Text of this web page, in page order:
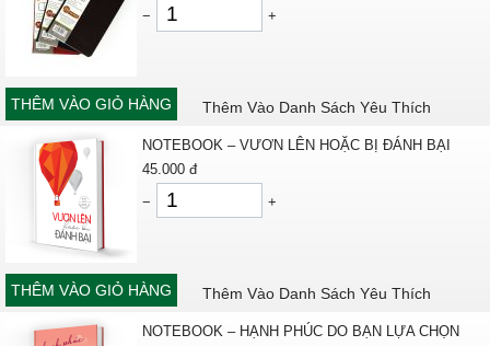
− +
THÊM VÀO GIỎ HÀNG Thêm Vào Danh Sách Yêu Thích
NOTEBOOK – VƯƠN LÊN HOẶC BỊ ĐÁNH BẠI
45.000 đ
−
+
THÊM VÀO GIỎ HÀNG Thêm Vào Danh Sách Yêu Thích
NOTEBOOK – HẠNH PHÚC DO BẠN LỰA CHỌN